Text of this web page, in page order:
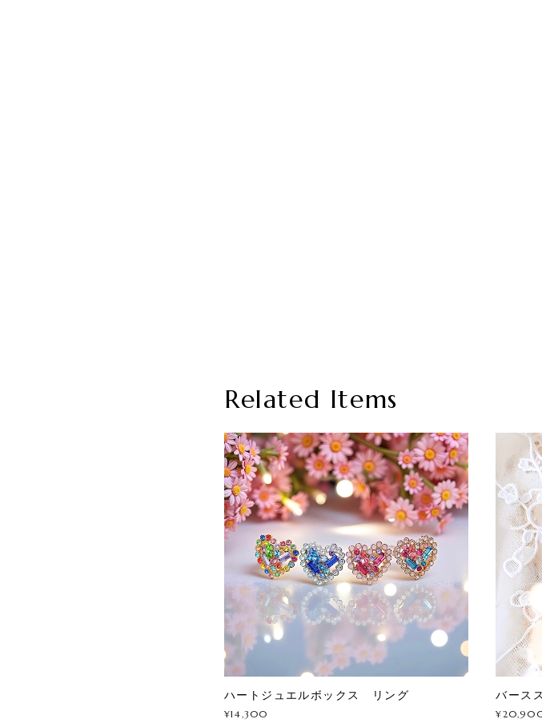
Related Items
ハートジュエルボックス リング
¥14,300
バース